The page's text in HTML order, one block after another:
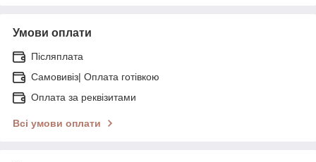
Умови оплати
Післяплата
Самовивіз| Оплата готівкою
Оплата за реквізитами
Всі умови оплати